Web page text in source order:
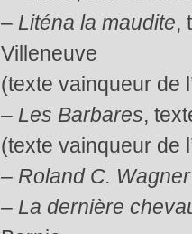
– Liténa la maudite,
Villeneuve
(texte vainqueur de
– Les Barbares,
(texte vainqueur de
– Roland C. Wagner
– La dernière